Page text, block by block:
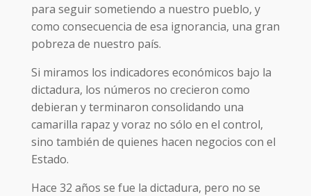
para seguir sometiendo a nuestro pueblo, y
como consecuencia de esa ignorancia, una gran
pobreza de nuestro país.
Si miramos los indicadores económicos bajo la
dictadura, los números no crecieron como
debieran y terminaron consolidando una
camarilla rapaz y voraz no sólo en el control,
sino también de quienes hacen negocios con el
Estado.
Hace 32 años se fue la dictadura, pero no se